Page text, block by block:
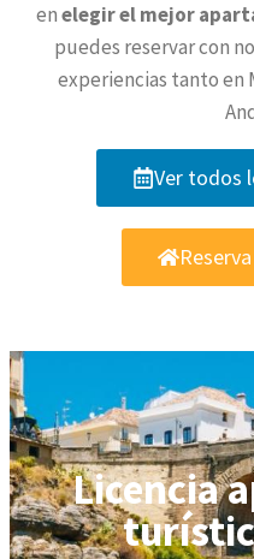
enelegir el mejor
puedes reservar con
experiencias tanto en
Ver todos
Licencia